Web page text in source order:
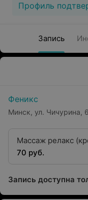
Профиль
Запись
Феникс
Минск, ул. Чичурина, 6
Массаж релакс
70 руб.
Запись доступна